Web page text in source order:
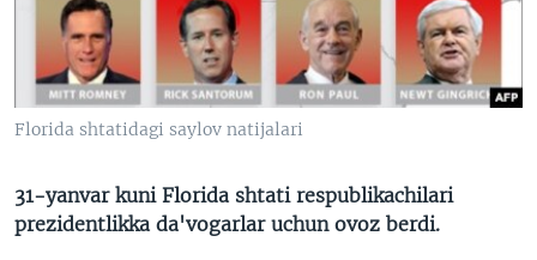
VIDEO
XABARLAR SURATLARDA
ODNOKLASSNIKI
TELEGRAM
TWITTER
Florida shtatidagi saylov natijalari
31-yanvar kuni Florida shtati respublikachilari
prezidentlikka da'vogarlar uchun ovoz berdi.